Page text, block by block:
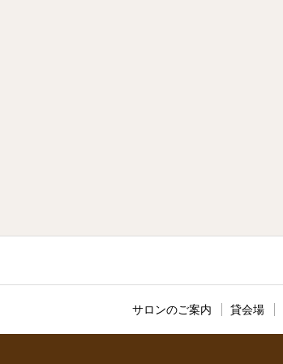
サロンのご案内 貸会場